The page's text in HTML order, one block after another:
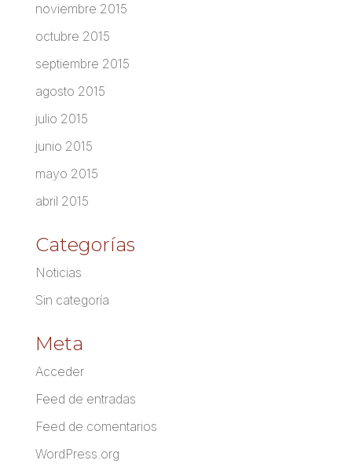
noviembre 2015
octubre 2015
septiembre 2015
agosto 2015
julio 2015
junio 2015
mayo 2015
abril 2015
Categorías
Noticias
Sin categoría
Meta
Acceder
Feed de entradas
Feed de comentarios
WordPress.org